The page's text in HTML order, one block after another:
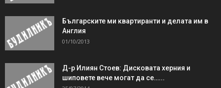
Българските ми квартиранти и делата им в
Англия
01/10/2013
Д-р Илиян Стоев: Дисковата херния и
шиповете вече могат да се…...